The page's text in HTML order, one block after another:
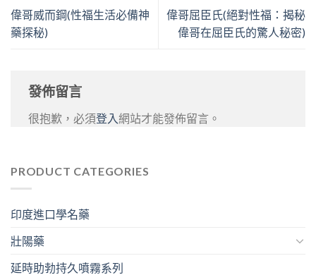
偉哥威而鋼(性福生活必備神
藥探秘)
偉哥屈臣氏(絕對性福：揭秘
偉哥在屈臣氏的驚人秘密)
發佈留言
很抱歉，必須登入 網站才能發佈留言。
PRODUCT CATEGORIES
印度進口學名藥
壯陽藥
延時助勃持久噴霧系列